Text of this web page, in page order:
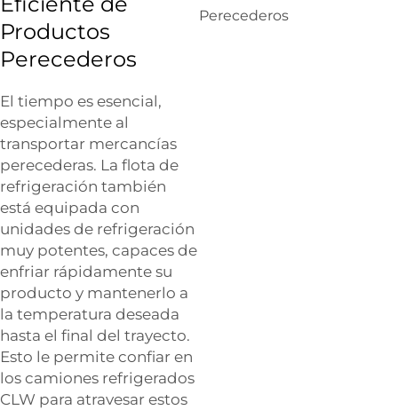
Productos
Perecederos
El tiempo es esencial,
especialmente al
transportar mercancías
perecederas. La flota de
refrigeración también
está equipada con
unidades de refrigeración
muy potentes, capaces de
enfriar rápidamente su
producto y mantenerlo a
la temperatura deseada
hasta el final del trayecto.
Esto le permite confiar en
los camiones refrigerados
CLW para atravesar estos